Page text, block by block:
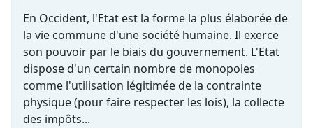
En Occident, l'Etat est la forme la plus élaborée de
la vie commune d'une société humaine. Il exerce
son pouvoir par le biais du gouvernement. L'Etat
dispose d'un certain nombre de monopoles
comme l'utilisation légitimée de la contrainte
physique (pour faire respecter les lois), la collecte
des impôts...